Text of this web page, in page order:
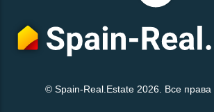
© Spain-Real.Estate 2026. Все